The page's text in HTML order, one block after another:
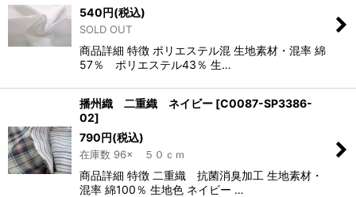
540円(税込)
SOLD OUT
商品詳細 特徴 ポリエステル混 生地素材・混率 綿
57％ ポリエステル43％ 生…
播州織 二重織 ネイビー [C0087-SP3386-
02]
790円(税込)
在庫数 96× ５０ｃｍ
商品詳細 特徴 二重織 抗菌消臭加工 生地素材・
混率 綿100％ 生地色 ネイビー …